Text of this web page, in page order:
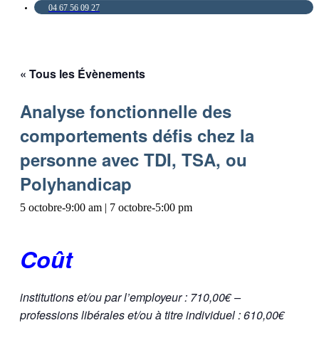
04 67 56 09 27
« Tous les Évènements
Analyse fonctionnelle des
comportements défis chez la
personne avec TDI, TSA, ou
Polyhandicap
5 octobre-9:00 am | 7 octobre-5:00 pm
Coût
institutions et/ou par l’employeur : 710,00€ –
professions libérales et/ou à titre individuel : 610,00€